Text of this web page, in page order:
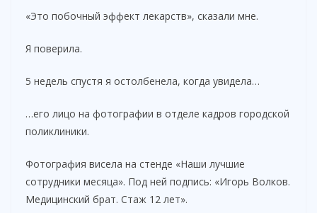
«Это побочный эффект лекарств», сказали мне.
Я поверила.
5 недель спустя я остолбенела, когда увидела…
…его лицо на фотографии в отделе кадров городской
поликлиники.
Фотография висела на стенде «Наши лучшие
сотрудники месяца». Под ней подпись: «Игорь Волков.
Медицинский брат. Стаж 12 лет».